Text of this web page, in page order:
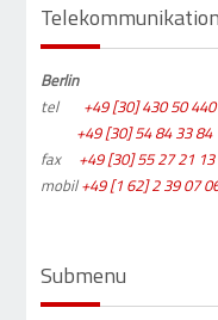
Telekommunikation
Berlin
tel
+49 [30] 430 50 440
+49 [30] 54 84 33 84
fax
+49 [30] 55 27 21 13
mobil+49 [1 62] 2 39 07
Submenu